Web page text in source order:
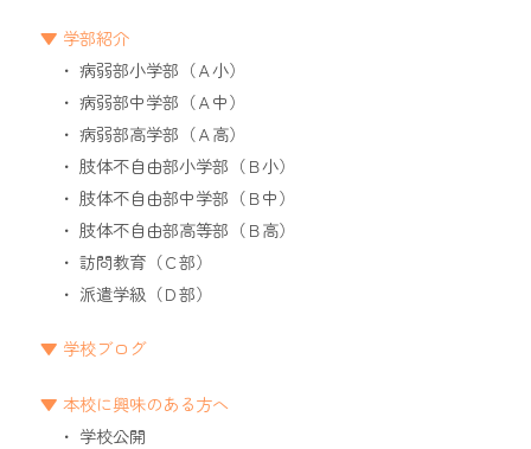
学部紹介
病弱部小学部（Ａ小）
病弱部中学部（Ａ中）
病弱部高学部（Ａ高）
肢体不自由部小学部（Ｂ小）
肢体不自由部中学部（Ｂ中）
肢体不自由部高等部（Ｂ高）
訪問教育（Ｃ部）
派遣学級（Ｄ部）
学校ブログ
本校に興味のある方へ
学校公開